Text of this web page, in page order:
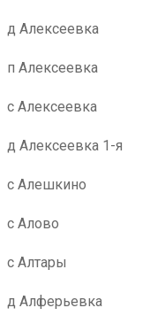
д Алексеевка
п Алексеевка
с Алексеевка
д Алексеевка 1-я
с Алешкино
с Алово
с Алтары
д Алферьевка